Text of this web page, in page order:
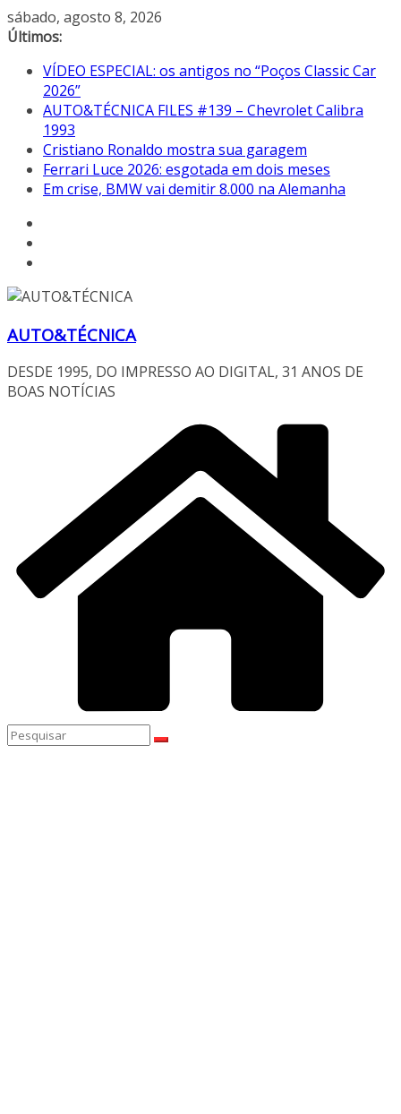
Pular
para
conteúdo
sábado, agosto 8, 2026
Últimos:
VÍDEO ESPECIAL: os antigos no “Poços Classic Car
2026”
AUTO&TÉCNICA FILES #139 – Chevrolet Calibra
1993
Cristiano Ronaldo mostra sua garagem
Ferrari Luce 2026: esgotada em dois meses
Em crise, BMW vai demitir 8.000 na Alemanha
AUTO&TÉCNICA
DESDE 1995, DO IMPRESSO AO DIGITAL, 31 ANOS DE
BOAS NOTÍCIAS